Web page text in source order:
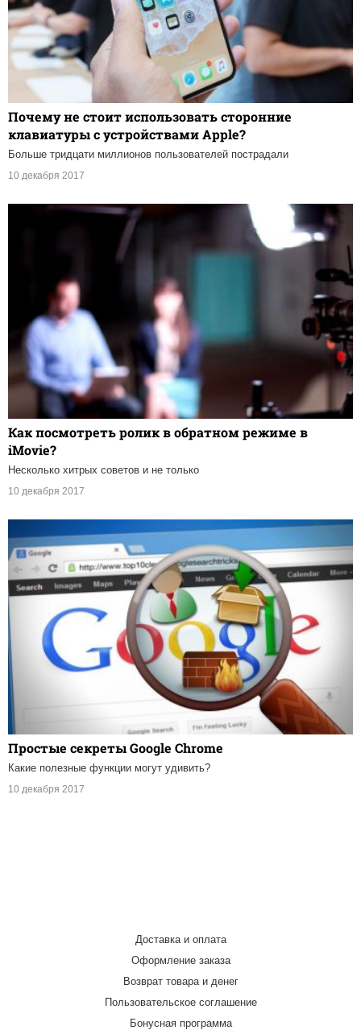
Почему не стоит использовать сторонние
клавиатуры с устройствами Apple?
Больше тридцати миллионов пользователей пострадали
10 декабря 2017
Как посмотреть ролик в обратном режиме в
iMovie?
Несколько хитрых советов и не только
10 декабря 2017
Простые секреты Google Chrome
Какие полезные функции могут удивить?
10 декабря 2017
Доставка и оплата
Оформление заказа
Возврат товара и денег
Пользовательское соглашение
Бонусная программа